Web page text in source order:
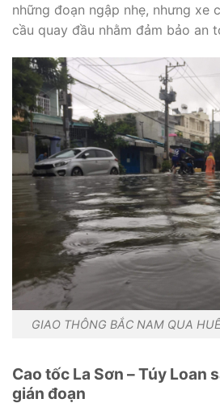
những đoạn ngập nhẹ, nhưng xe
cầu quay đầu nhằm đảm bảo an
GIAO THÔNG BẮC NAM QUA
Cao tốc La Sơn – Túy Loan
gián đoạn